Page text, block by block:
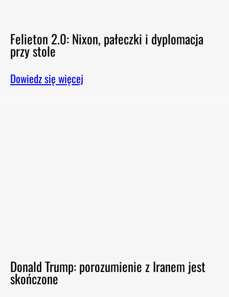
Felieton 2.0: Nixon, pałeczki i dyplomacja
przy stole
Dowiedz się więcej
Donald Trump: porozumienie z Iranem jest
skończone